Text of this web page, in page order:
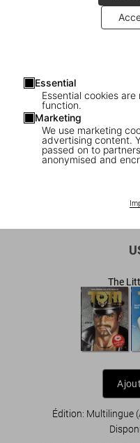
Essential
Essential cookies
function.
Marketing
We use marketing
advertising content.
passed on to
anonymised and
The
Édition: Multilingue